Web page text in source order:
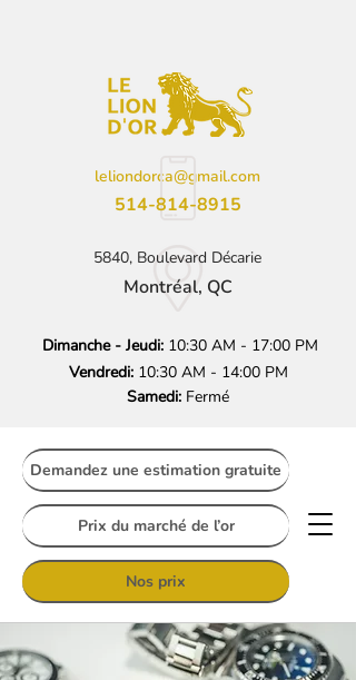
leliondorca@gmail.com
514-814-8915
5840, Boulevard Décarie
Montréal, QC
Dimanche - Jeudi: 10:30 AM - 17:00 PM
Vendredi:10:30 AM - 14:00 PM
Samedi: Fermé
Demandez une estimation gratuite
Prix du marché de l’or
Nos prix